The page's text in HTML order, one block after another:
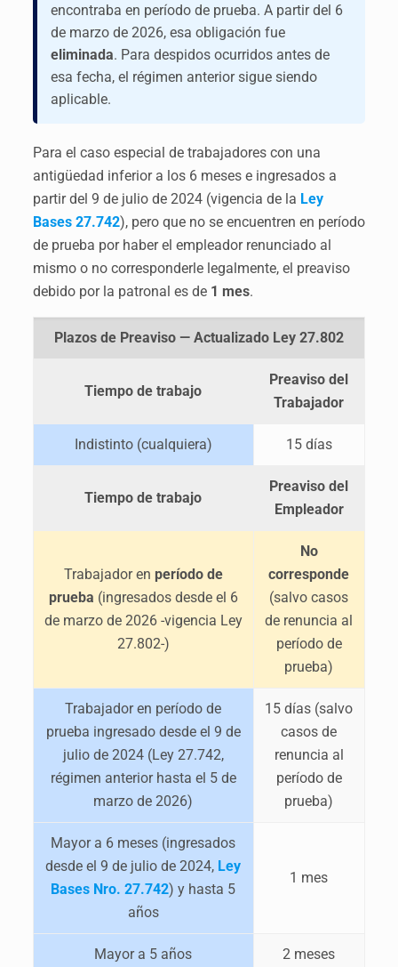
encontraba en período de prueba. A partir del 6
de marzo de 2026, esa obligación fue
eliminada. Para despidos ocurridos antes de
esa fecha, el régimen anterior sigue siendo
aplicable.
Para el caso especial de trabajadores con una
antigüedad inferior a los 6 meses e ingresados a
partir del 9 de julio de 2024 (vigencia de la Ley
Bases 27.742), pero que no se encuentren en período
de prueba por haber el empleador renunciado al
mismo o no corresponderle legalmente, el preaviso
debido por la patronal es de 1 mes.
Plazos de Preaviso — Actualizado Ley 27.802
Tiempo de trabajo
Preaviso del
Trabajador
Indistinto (cualquiera) 15 días
Tiempo de trabajo
Preaviso del
Empleador
Trabajador en período de
prueba (ingresados desde el 6
de marzo de 2026 -vigencia Ley
27.802-)
No
corresponde
(salvo casos
de renuncia al
período de
prueba)
Trabajador en período de
prueba ingresado desde el 9 de
julio de 2024 (Ley 27.742,
régimen anterior hasta el 5 de
marzo de 2026)
15 días (salvo
casos de
renuncia al
período de
prueba)
Mayor a 6 meses (ingresados
desde el 9 de julio de 2024, Ley
Bases Nro. 27.742) y hasta 5
años
1 mes
Mayor a 5 años 2 meses